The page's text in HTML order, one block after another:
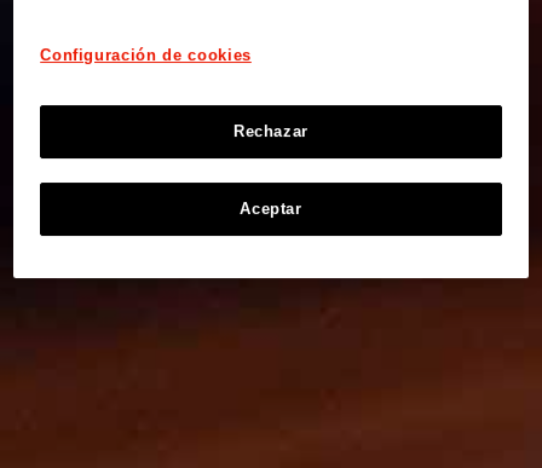
Configuración de cookies
Rechazar
Aceptar